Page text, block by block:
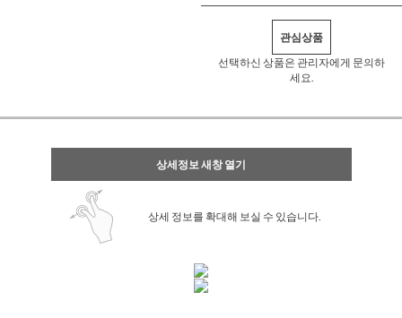
관심상품
선택하신 상품은 관리자에게 문의하
세요.
상세정보 새창 열기
상세 정보를 확대해 보실 수 있습니다.